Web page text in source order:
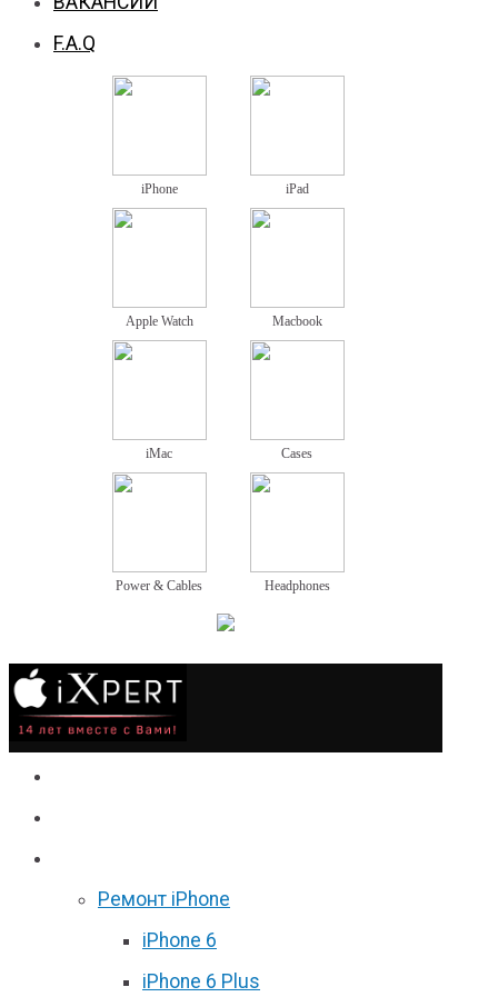
F.A.Q
iPhone iPad
Apple Watch Macbook
iMac Cases
Power & Cables Headphones
Ремонт iPhone
iPhone 6
iPhone 6 Plus